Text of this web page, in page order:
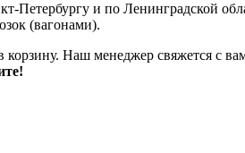
Петербургу и по Ленинградской
(вагонами).
корзину. Наш менеджер свяжется с